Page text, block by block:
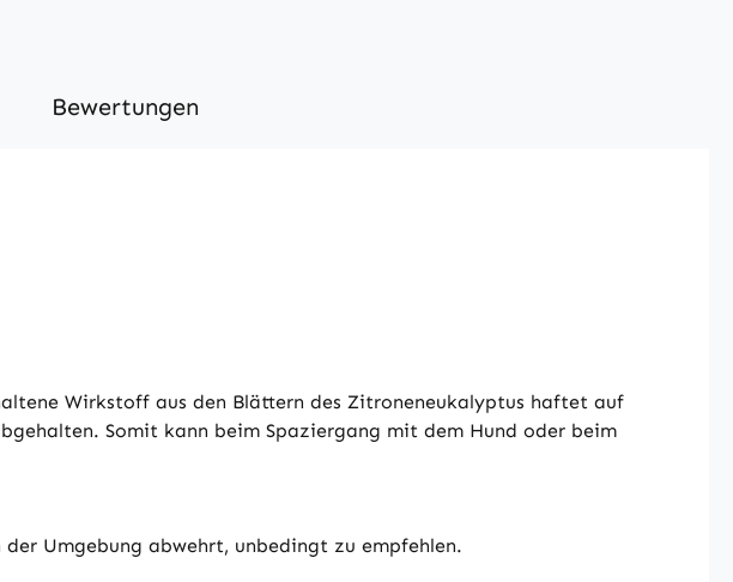
Bewertungen
Wirkstoff aus den Blättern des Zitroneneukalyptus haftet auf
Somit kann beim Spaziergang mit dem Hund oder beim
der Umgebung abwehrt, unbedingt zu empfehlen.